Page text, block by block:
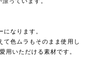
なります。
て色ムラもそのまま使用し
用いただける素材です。